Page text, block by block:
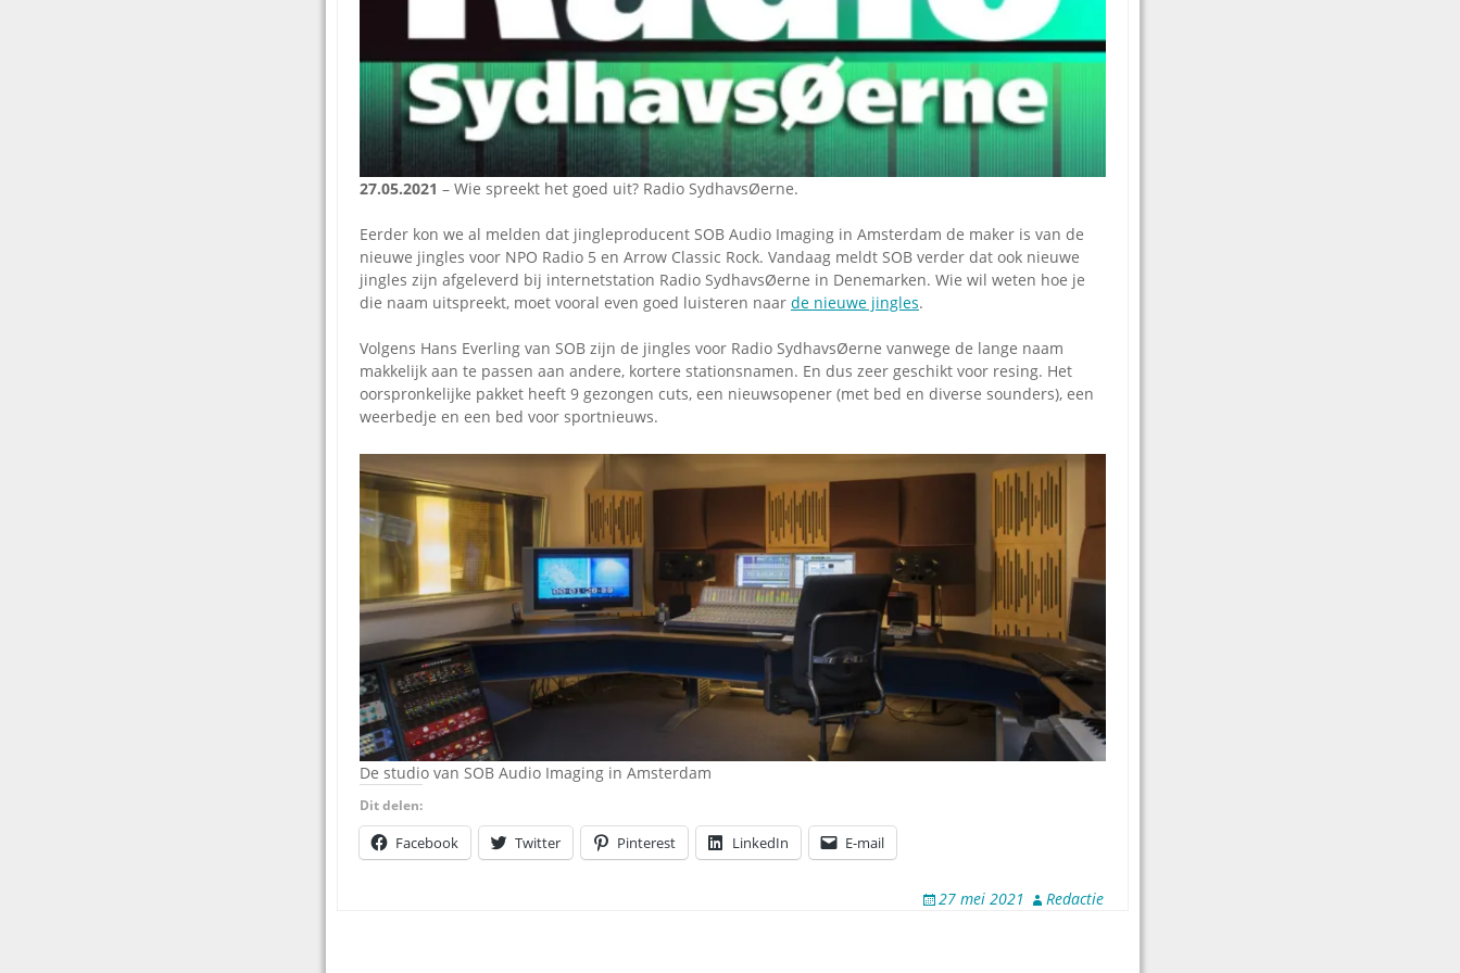
Omroepbanden
Stoomfluit Klaas
Vaak
Uitvinding
jinglecassette
27.05.2021 – Wie spreekt het goed uit? Radio SydhavsØerne.
Eerder kon we al melden dat jingleproducent SOB Audio Imaging in Amsterdam de maker is van de
nieuwe jingles voor NPO Radio 5 en Arrow Classic Rock. Vandaag meldt SOB verder dat ook nieuwe
jingles zijn afgeleverd bij internetstation Radio SydhavsØerne in Denemarken. Wie wil weten hoe je
die naam uitspreekt, moet vooral even goed luisteren naar de nieuwe jingles.
Volgens Hans Everling van SOB zijn de jingles voor Radio SydhavsØerne vanwege de lange naam
makkelijk aan te passen aan andere, kortere stationsnamen. En dus zeer geschikt voor resing. Het
oorspronkelijke pakket heeft 9 gezongen cuts, een nieuwsopener (met bed en diverse sounders), een
weerbedje en een bed voor sportnieuws.
De studio van SOB Audio Imaging in Amsterdam
Dit delen:
Facebook Twitter Pinterest LinkedIn E-mail
27 mei 2021 Redactie